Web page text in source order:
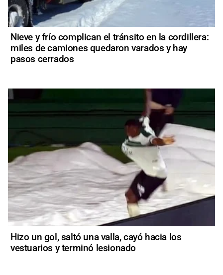
Nieve y frío complican el tránsito en la cordillera:
miles de camiones quedaron varados y hay
pasos cerrados
Hizo un gol, saltó una valla, cayó hacia los
vestuarios y terminó lesionado